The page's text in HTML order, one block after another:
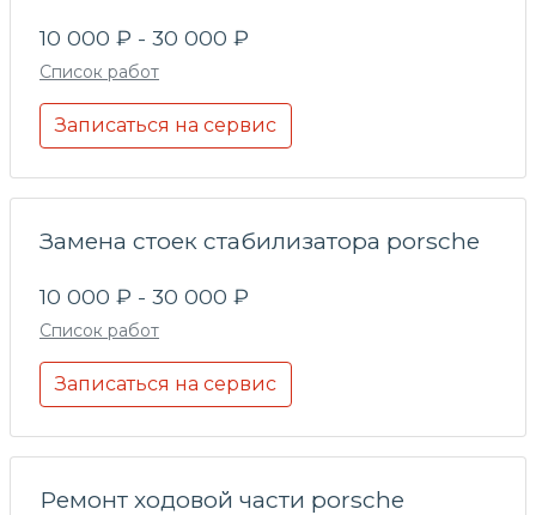
10 000 ₽ - 30 000 ₽
Список работ
Записаться на сервис
Замена стоек стабилизатора porsche
10 000 ₽ - 30 000 ₽
Список работ
Записаться на сервис
Ремонт ходовой части porsche